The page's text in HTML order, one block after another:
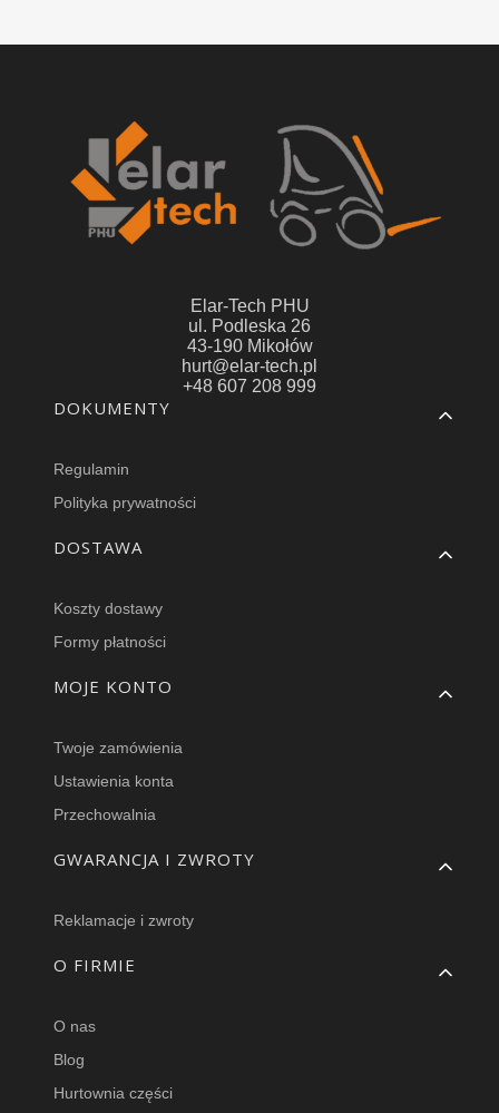
Elar-Tech PHU
ul. Podleska 26
43-190 Mikołów
hurt@elar-tech.pl
+48 607 208 999
Linki w stopce
DOKUMENTY
Regulamin
Polityka prywatności
DOSTAWA
Koszty dostawy
Formy płatności
MOJE KONTO
Twoje zamówienia
Ustawienia konta
Przechowalnia
GWARANCJA I ZWROTY
Reklamacje i zwroty
O FIRMIE
O nas
Blog
Hurtownia części